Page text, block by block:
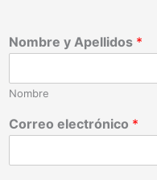
Nombre y Apellidos *
Nombre
Correo electrónico *